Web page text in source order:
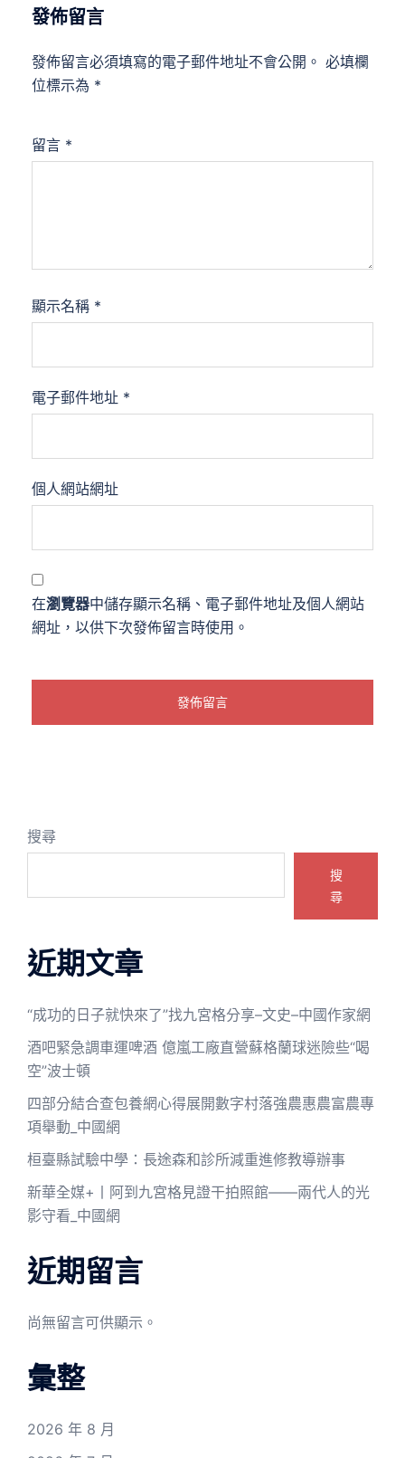
發佈留言
發佈留言必須填寫的電子郵件地址不會公開。 必填欄
位標示為 *
留言 *
顯示名稱 *
電子郵件地址 *
個人網站網址
在瀏覽器中儲存顯示名稱、電子郵件地址及個人網站
網址，以供下次發佈留言時使用。
搜尋
搜
尋
近期文章
“成功的日子就快來了”找九宮格分享–文史–中國作家網
酒吧緊急調車運啤酒 億嵐工廠直營蘇格蘭球迷險些“喝
空”波士頓
四部分結合查包養網心得展開數字村落強農惠農富農專
項舉動_中國網
桓臺縣試驗中學：長途森和診所減重進修教導辦事
新華全媒+丨阿到九宮格見證干拍照館——兩代人的光
影守看_中國網
近期留言
尚無留言可供顯示。
彙整
2026 年 8 月